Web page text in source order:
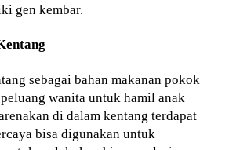
gen kembar.
sebagai bahan makanan pokok
wanita untuk hamil anak
di dalam kentang terdapat
bisa digunakan untuk